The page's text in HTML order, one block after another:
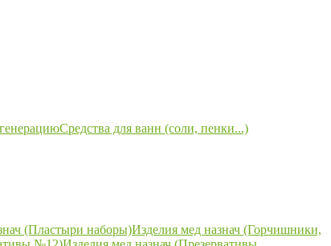
Средства для ванн (соли, пенки...)
(Пластыри наборы)Изделия мед назнач (Горчишники,